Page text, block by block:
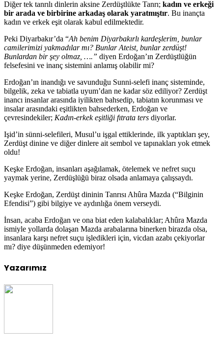
Diğer tek tanrılı dinlerin aksine Zerdüştlükte Tanrı; kadın ve erkeği
bir arada ve birbirine arkadaş olarak yaratmıştır. Bu inançta
kadın ve erkek eşit olarak kabul edilmektedir.
Peki Diyarbakır’da “Ah benim Diyarbakırlı kardeşlerim, bunlar
camilerimizi yakmadılar mı? Bunlar Ateist, bunlar zerdüşt!
Bunlardan bir şey olmaz, ….” diyen Erdoğan’ın Zerdüştlüğün
felsefesini ve inanç sistemini anlamış olabilir mi?
Erdoğan’ın inandığı ve savunduğu Sunni-selefi inanç sisteminde,
bilgelik, zeka ve tabiatla uyum’dan ne kadar söz ediliyor? Zerdüşt
inancı insanlar arasında iyilikten bahsedip, tabiatın korunması ve
insalar arasındaki eşitlikten bahsederken, Erdoğan ve
çevresindekiler; Kadın-erkek eşitliği fıtrata ters diyorlar.
Işid’in sünni-selefileri, Musul’u işgal ettiklerinde, ilk yaptıkları şey,
Zerdüşt dinine ve diğer dinlere ait sembol ve tapınakları yok etmek
oldu!
Keşke Erdoğan, insanları aşağılamak, ötelemek ve nefret suçu
yaymak yerine, Zerdüşlüğü biraz olsada anlamaya çalışsaydı.
Keşke Erdoğan, Zerdüşt dininin Tanrısı Ahûra Mazda (“Bilginin
Efendisi”) gibi bilgiye ve aydınlığa önem verseydi.
İnsan, acaba Erdoğan ve ona biat eden kalabalıklar; Ahûra Mazda
ismiyle yollarda dolaşan Mazda arabalarına binerken birazda olsa,
insanlara karşı nefret suçu işledikleri için, vicdan azabı çekiyorlar
mı? diye düşünmeden edemiyor!
Yazarımız